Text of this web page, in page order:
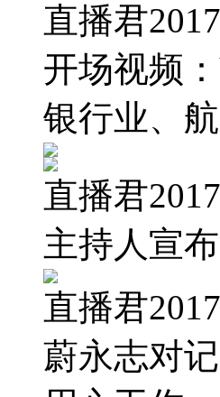
直播君
开场视频
银行业、
直播君
主持人宣
直播君
蔚永志对